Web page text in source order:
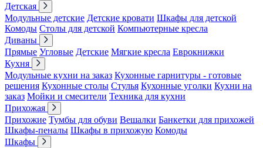
Детская
Модульные детские Детские кровати Шкафы для детской
Комоды Столы для детской Компьютерные кресла
Диваны
Прямые Угловые Детские Мягкие кресла Еврокнижки
Кухня
Модульные кухни на заказ Кухонные гарнитуры - готовые
решения Кухонные столы Стулья Кухонные уголки Кухни на
заказ Мойки и смесители Техника для кухни
Прихожая
Прихожие Тумбы для обуви Вешалки Банкетки для прихожей
Шкафы-пеналы Шкафы в прихожую Комоды
Шкафы